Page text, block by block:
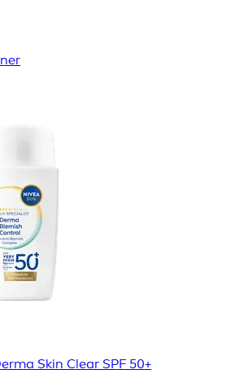
Skin Clear SPF 50+